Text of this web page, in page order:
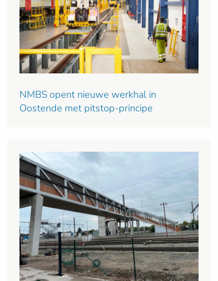
NMBS opent nieuwe werkhal in
Oostende met pitstop-principe